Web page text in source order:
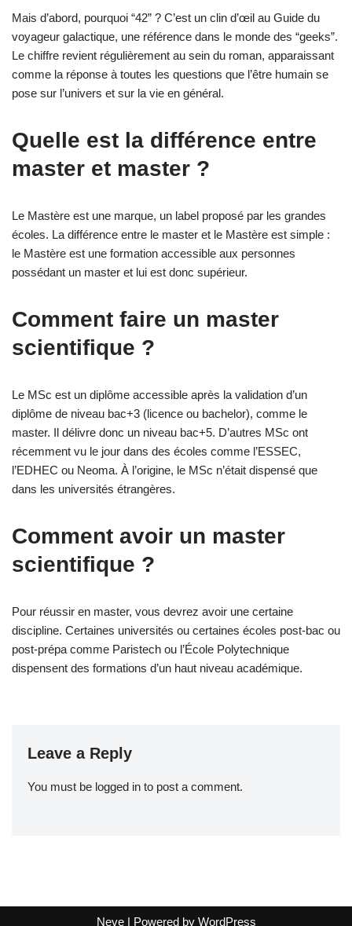
Mais d’abord, pourquoi “42” ? C’est un clin d’œil au Guide du
voyageur galactique, une référence dans le monde des “geeks”.
Le chiffre revient régulièrement au sein du roman, apparaissant
comme la réponse à toutes les questions que l’être humain se
pose sur l’univers et sur la vie en général.
Quelle est la différence entre
master et master ?
Le Mastère est une marque, un label proposé par les grandes
écoles. La différence entre le master et le Mastère est simple :
le Mastère est une formation accessible aux personnes
possédant un master et lui est donc supérieur.
Comment faire un master
scientifique ?
Le MSc est un diplôme accessible après la validation d’un
diplôme de niveau bac+3 (licence ou bachelor), comme le
master. Il délivre donc un niveau bac+5. D’autres MSc ont
récemment vu le jour dans des écoles comme l’ESSEC,
l’EDHEC ou Neoma. À l’origine, le MSc n’était dispensé que
dans les universités étrangères.
Comment avoir un master
scientifique ?
Pour réussir en master, vous devrez avoir une certaine
discipline. Certaines universités ou certaines écoles post-bac ou
post-prépa comme Paristech ou l’École Polytechnique
dispensent des formations d’un haut niveau académique.
Leave a Reply
You must be logged in to post a comment.
Neve| Powered by WordPress